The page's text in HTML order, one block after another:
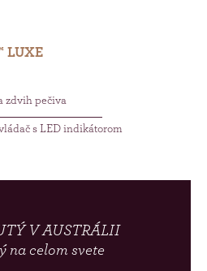
LUXE
zdvih pečiva
s LED indikátorom
V AUSTRÁLII
na celom svete